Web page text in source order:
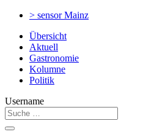
> sensorMainz
Übersicht
Aktuell
Gastronomie
Kolumne
Politik
Username